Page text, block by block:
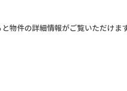
物件の詳細情報がご覧いただけます